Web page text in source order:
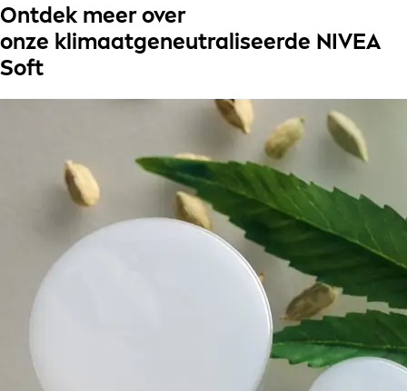
Ontdek meer over
onze klimaatgeneutraliseerde NIVEA
Soft